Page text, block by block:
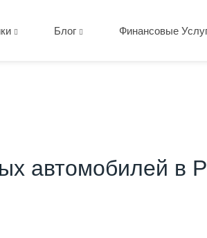
Блог Финансовые
автомобилей в